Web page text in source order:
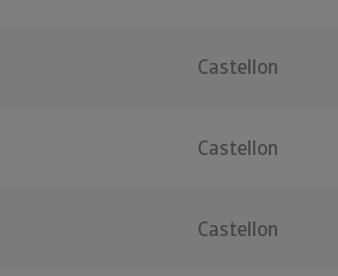
Castellon
Castellon
Castellon